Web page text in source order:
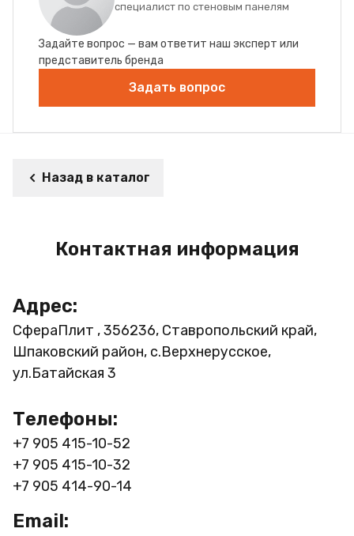
специалист по стеновым панелям
Задайте вопрос — вам ответит наш эксперт или
представитель бренда
Задать вопрос
Назад в каталог
Контактная информация
Адрес:
СфераПлит , 356236, Ставропольский край,
Шпаковский район, с.Верхнерусское,
ул.Батайская 3
Телефоны:
+7 905 415-10-52
+7 905 415-10-32
+7 905 414-90-14
Email: